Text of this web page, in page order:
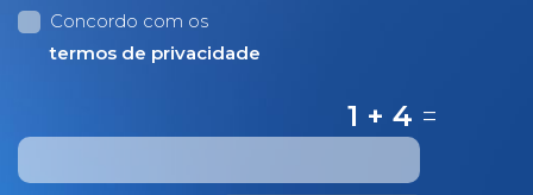
Concordo com os
termos de privacidade
1 + 4 =